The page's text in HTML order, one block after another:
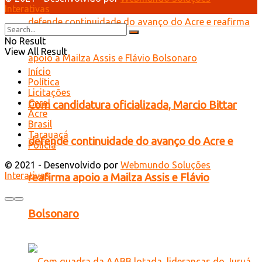
Com candidatura oficializada, Marcio Bittar
defende continuidade do avanço do Acre e
reafirma apoio a Mailza Assis e Flávio
Bolsonaro
Interativas
No Result
View All Result
Início
Política
Licitações
Geral
Acre
Brasil
Tarauacá
Polícia
© 2021 - Desenvolvido por Webmundo Soluções
Interativas